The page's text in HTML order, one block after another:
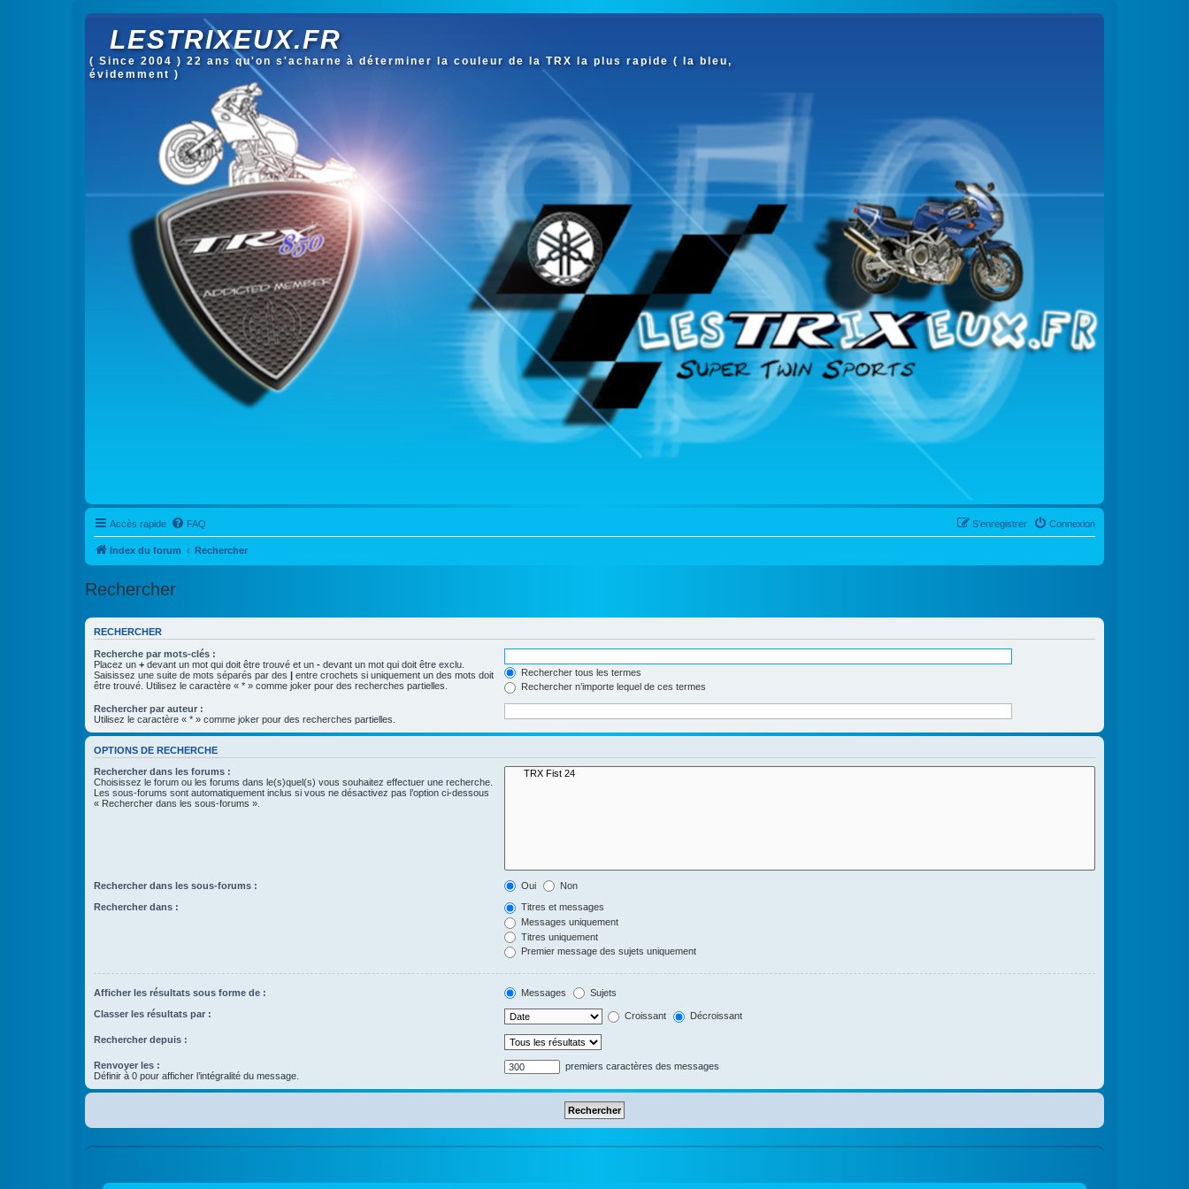
LESTRIXEUX.FR
( Since 2004 ) 22 ans qu'on s'acharne à déterminer la couleur de la TRX la plus rapide ( la bleu,
évidemment )
Accès rapide FAQ Connexion
S’enregistrer
Index du forum Rechercher
Rechercher
RECHERCHER
Recherche par mots-clés :
Placez un + devant un mot qui doit être trouvé et un - devant un mot qui doit être exclu.
Saisissez une suite de mots séparés par des | entre crochets si uniquement un des mots doit
être trouvé. Utilisez le caractère « * » comme joker pour des recherches partielles.
Rechercher tous les termes
Rechercher n’importe lequel de ces termes
Rechercher par auteur :
Utilisez le caractère « * » comme joker pour des recherches partielles.
OPTIONS DE RECHERCHE
Rechercher dans les forums :
Choisissez le forum ou les forums dans le(s)quel(s) vous souhaitez effectuer une recherche.
Les sous-forums sont automatiquement inclus si vous ne désactivez pas l’option ci-dessous
« Rechercher dans les sous-forums ».
Rechercher dans les sous-forums : Oui Non
Rechercher dans :
Titres et messages
Messages uniquement
Titres uniquement
Premier message des sujets uniquement
Afficher les résultats sous forme de : Messages Sujets
Classer les résultats par : Croissant Décroissant
Rechercher depuis :
Renvoyer les :
Définir à 0 pour afficher l’intégralité du message.
premiers caractères des messages